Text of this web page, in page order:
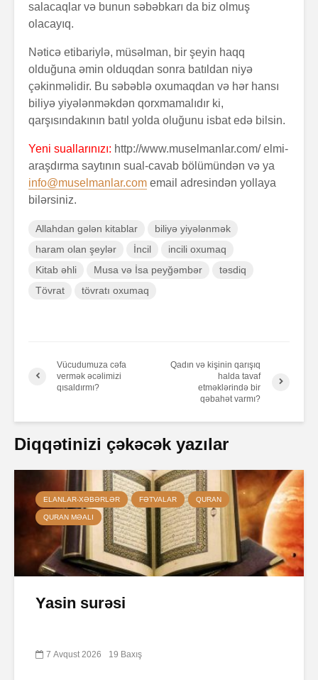
salacaqlar və bunun səbəbkarı da biz olmuş
olacayıq.
Nəticə etibariylə, müsəlman, bir şeyin haqq
olduğuna əmin olduqdan sonra batıldan niyə
çəkinməlidir. Bu səbəblə oxumaqdan və hər hansı
biliyə yiyələnməkdən qorxmamalıdır ki,
qarşısındakının batıl yolda oluğunu isbat edə bilsin.
Yeni suallarınızı: http://www.muselmanlar.com/ elmi-
araşdırma saytının sual-cavab bölümündən və ya
info@muselmanlar.com email adresindən yollaya
bilərsiniz.
Allahdan gələn kitablar
biliyə yiyələnmək
haram olan şeylər
İncil
incili oxumaq
Kitab əhli
Musa və İsa peyğəmbər
təsdiq
Tövrat
tövratı oxumaq
Vücudumuza cəfa
vermək əcəlimizi
qısaldırmı?
Qadın və kişinin qarışıq
halda tavaf
etməklərində bir
qəbahət varmı?
Diqqətinizi çəkəcək yazılar
ELANLAR-XƏBƏRLƏR FƏTVALAR QURAN
QURAN MƏALI
Yasin surəsi
7 Avqust 2026 19 Baxış